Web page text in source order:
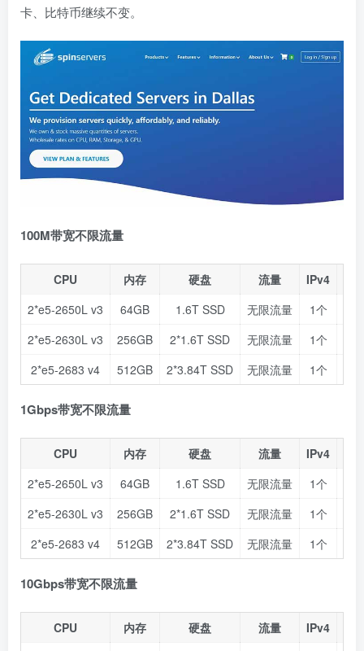
卡、比特币继续不变。
100M带宽不限流量
CPU 内存 硬盘 流量 IPv4
2*e5-2650L v3
64GB 1.6T SSD 无限流量 1个
2*e5-2630L v3
256GB 2*1.6T SSD 无限流量 1个
2*e5-2683 v4
512GB 2*3.84T SSD 无限流量 1个
1Gbps带宽不限流量
CPU 内存 硬盘 流量 IPv4
2*e5-2650L v3
64GB 1.6T SSD 无限流量 1个
2*e5-2630L v3
256GB 2*1.6T SSD 无限流量 1个
2*e5-2683 v4
512GB 2*3.84T SSD 无限流量 1个
10Gbps带宽不限流量
CPU 内存 硬盘 流量 IPv4